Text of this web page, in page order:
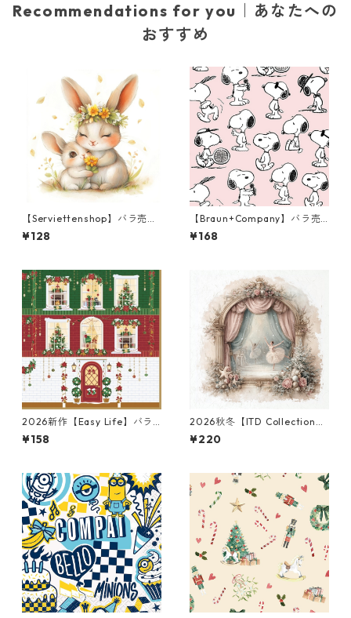
Recommendations for you｜あなたへの
おすすめ
【Serviettenshop】バラ売り
2枚 ランチサイズ ペーパーナ
プキン Lovely Spring Familie
¥128
【Braun+Company】バラ売
り2枚 ランチサイズ ペーパー
ナプキン Snoopy Happy Day
¥168
2026新作【Easy Life】バラ
売り2枚 ランチサイズ ペーパ
ーナプキン Festive Avenue
¥158
2026秋冬【ITD Collection】
ミニサイズ ライスペーパー RS
M3115 デコパージュ
¥220